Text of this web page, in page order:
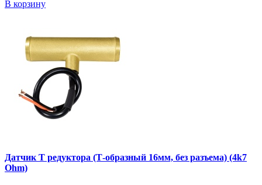
В корзину
Датчик Т редуктора (Т-образный 16мм, без разъема) (4k7
Ohm)